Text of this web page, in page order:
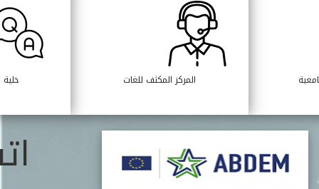
المركز المكثف للغات